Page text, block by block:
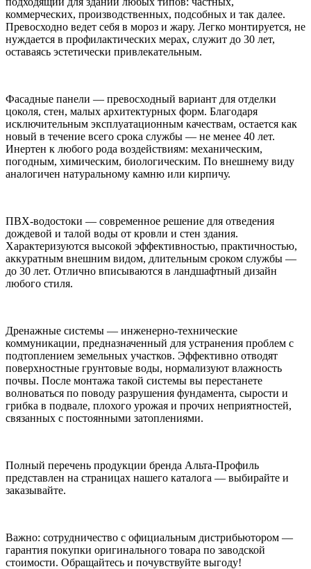
коммерческих, производственных, подсобных и так далее.
Превосходно ведет себя в мороз и жару. Легко монтируется, не
нуждается в профилактических мерах, служит до 30 лет,
оставаясь эстетически привлекательным.
Фасадные панели — превосходный вариант для отделки
цоколя, стен, малых архитектурных форм. Благодаря
исключительным эксплуатационным качествам, остается как
новый в течение всего срока службы — не менее 40 лет.
Инертен к любого рода воздействиям: механическим,
погодным, химическим, биологическим. По внешнему виду
аналогичен натуральному камню или кирпичу.
ПВХ-водостоки — современное решение для отведения
дождевой и талой воды от кровли и стен здания.
Характеризуются высокой эффективностью, практичностью,
аккуратным внешним видом, длительным сроком службы —
до 30 лет. Отлично вписываются в ландшафтный дизайн
любого стиля.
Дренажные системы — инженерно-технические
коммуникации, предназначенный для устранения проблем с
подтоплением земельных участков. Эффективно отводят
поверхностные грунтовые воды, нормализуют влажность
почвы. После монтажа такой системы вы перестанете
волноваться по поводу разрушения фундамента, сырости и
грибка в подвале, плохого урожая и прочих неприятностей,
связанных с постоянными затоплениями.
Полный перечень продукции бренда Альта-Профиль
представлен на страницах нашего каталога — выбирайте и
заказывайте.
Важно: сотрудничество с официальным дистрибьютором —
гарантия покупки оригинального товара по заводской
стоимости. Обращайтесь и почувствуйте выгоду!